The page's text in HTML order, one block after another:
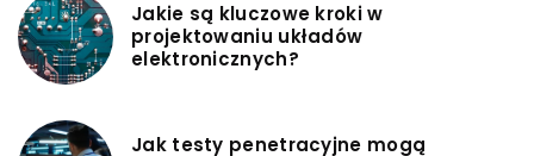
Jakie są kluczowe kroki w
projektowaniu układów
elektronicznych?
Jak testy penetracyjne mogą